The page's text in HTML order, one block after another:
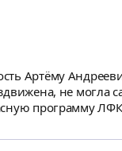
Артёму
не могла
программу
и психологическую поддержку —